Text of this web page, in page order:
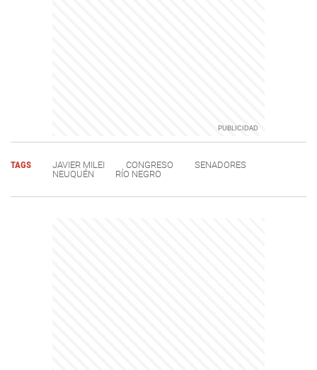
TAGS JAVIER MILEI CONGRESO
SENADORES
NEUQUÉN
RÍO NEGRO